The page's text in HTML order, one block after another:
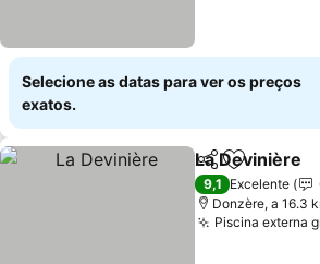
Selecione as datas para ver os preços
exatos.
PartilharAdicionar
La Devinière
9,1 Excelente
Donzère, a 16.3
Piscina externa